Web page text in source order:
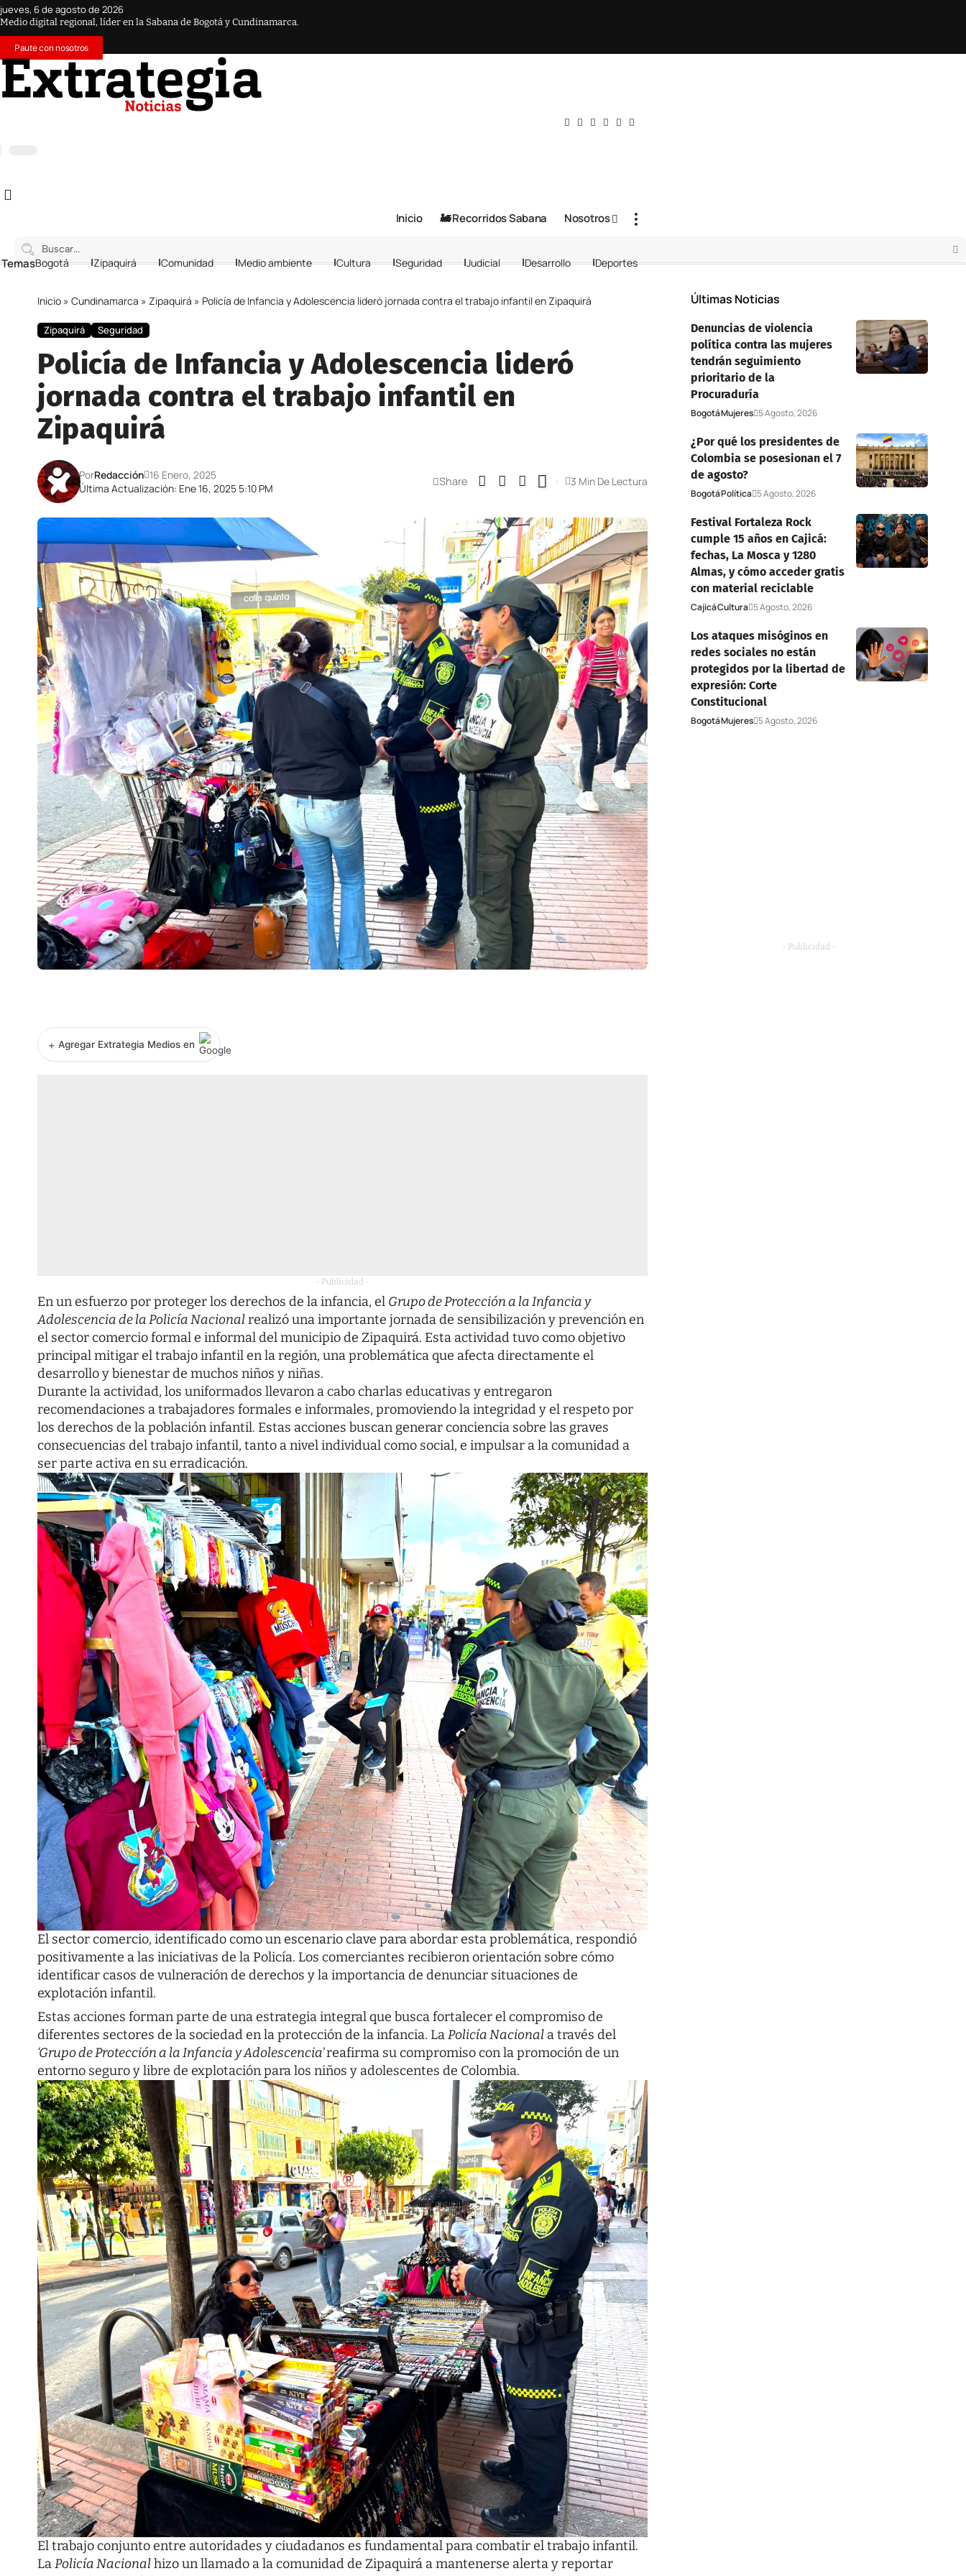
jueves, 6 de agosto de 2026
Medio digital regional, líder en la Sabana de Bogotá y Cundinamarca.
Paute con nosotros
Inicio 🚂 Recorridos Sabana Nosotros
Bogotá Zipaquirá Comunidad Medio ambiente Cultura Seguridad Judicial Desarrollo Deportes
Inicio » Cundinamarca » Zipaquirá » Policía de Infancia y Adolescencia lideró jornada contra el trabajo infantil en Zipaquirá
Zipaquirá Seguridad
Policía de Infancia y Adolescencia lideró
jornada contra el trabajo infantil en
Zipaquirá
Última Actualización: Ene 16, 2025 5:10 PM
PorRedacción 16 Enero, 2025 Share 3 Min De Lectura
+ Agregar Extrategia Medios en
- Publicidad -
En un esfuerzo por proteger los derechos de la infancia, el Grupo de Protección a la Infancia y
Adolescencia de la Policía Nacionalrealizó una importante jornada de sensibilización y prevención en
el sector comercio formal e informal del municipio de Zipaquirá. Esta actividad tuvo como objetivo
principal mitigar el trabajo infantil en la región, una problemática que afecta directamente el
desarrollo y bienestar de muchos niños y niñas.
Durante la actividad, los uniformados llevaron a cabo charlas educativas y entregaron
recomendaciones a trabajadores formales e informales, promoviendo la integridad y el respeto por
los derechos de la población infantil. Estas acciones buscan generar conciencia sobre las graves
consecuencias del trabajo infantil, tanto a nivel individual como social, e impulsar a la comunidad a
ser parte activa en su erradicación.
El sector comercio, identificado como un escenario clave para abordar esta problemática, respondió
positivamente a las iniciativas de la Policía. Los comerciantes recibieron orientación sobre cómo
identificar casos de vulneración de derechos y la importancia de denunciar situaciones de
explotación infantil.
Estas acciones forman parte de una estrategia integral que busca fortalecer el compromiso de
diferentes sectores de la sociedad en la protección de la infancia. LaPolicía Nacional a través del
‘Grupo de Protección a la Infancia y Adolescencia’reafirma su compromiso con la promoción de un
entorno seguro y libre de explotación para los niños y adolescentes de Colombia.
El trabajo conjunto entre autoridades y ciudadanos es fundamental para combatir el trabajo infantil.
LaPolicía Nacionalhizo un llamado a la comunidad de Zipaquirá a mantenerse alerta y reportar
Últimas Noticias
Denuncias de violencia
política contra las mujeres
tendrán seguimiento
prioritario de la
Procuraduría
BogotáMujeres 5 Agosto, 2026
¿Por qué los presidentes de
Colombia se posesionan el 7
de agosto?
BogotáPolítica 5 Agosto, 2026
Festival Fortaleza Rock
cumple 15 años en Cajicá:
fechas, La Mosca y 1280
Almas, y cómo acceder gratis
con material reciclable
CajicáCultura 5 Agosto, 2026
Los ataques misóginos en
redes sociales no están
protegidos por la libertad de
expresión: Corte
Constitucional
BogotáMujeres 5 Agosto, 2026
- Publicidad -